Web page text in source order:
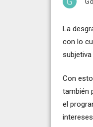
La
con lo
Con
también
el